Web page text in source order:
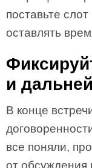
поставьте
оставлять
и
В конце
все поняли,
от